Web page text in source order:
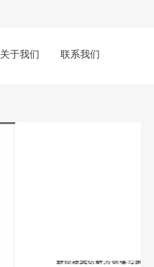
关于我们 联系我们